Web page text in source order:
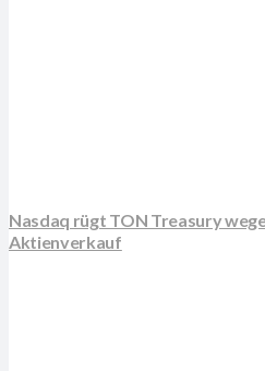
Nasdaq rügt TON Treasury
Aktienverkauf